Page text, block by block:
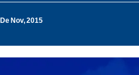
Nov, 2015